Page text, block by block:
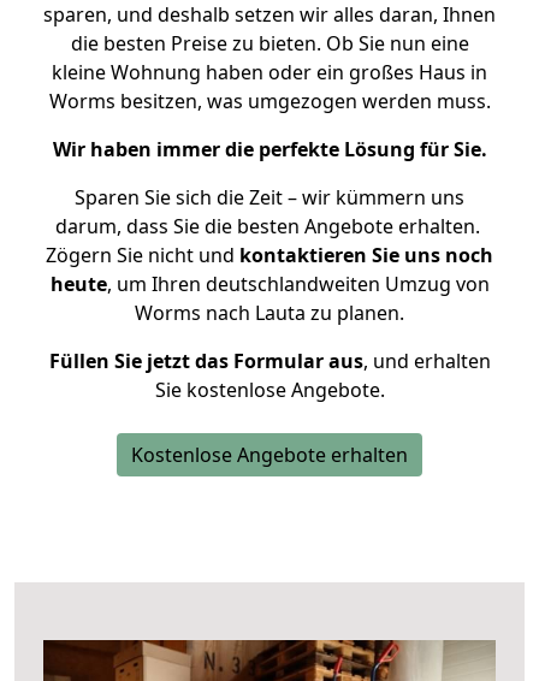
sparen, und deshalb setzen wir alles daran, Ihnen
die besten Preise zu bieten. Ob Sie nun eine
kleine Wohnung haben oder ein großes Haus in
Worms besitzen, was umgezogen werden muss.
Wir haben immer die perfekte Lösung für Sie.
Sparen Sie sich die Zeit – wir kümmern uns
darum, dass Sie die besten Angebote erhalten.
Zögern Sie nicht und kontaktieren Sie uns noch
heute, um Ihren deutschlandweiten Umzug von
Worms nach Lauta zu planen.
Füllen Sie jetzt das Formular aus, und erhalten
Sie kostenlose Angebote.
Kostenlose Angebote erhalten